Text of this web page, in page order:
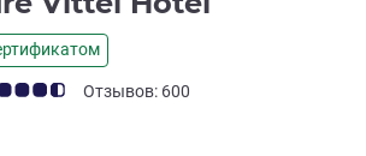
клиентов (Рейтинг ALL)
Отзывов: 600